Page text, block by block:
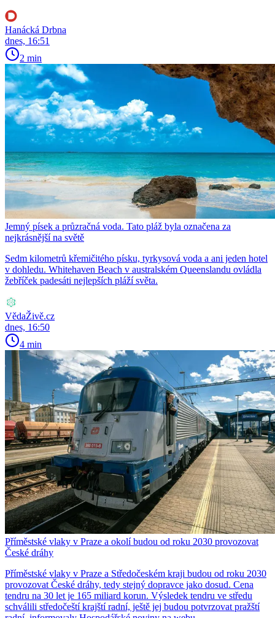
Hanácká Drbna
dnes, 16:51
2 min
Jemný písek a průzračná voda. Tato pláž byla označena za
nejkrásnější na světě
Sedm kilometrů křemičitého písku, tyrkysová voda a ani jeden hotel
v dohledu. Whitehaven Beach v australském Queenslandu ovládla
žebříček padesáti nejlepších pláží světa.
VědaŽivě.cz
dnes, 16:50
4 min
Příměstské vlaky v Praze a okolí budou od roku 2030 provozovat
České dráhy
Příměstské vlaky v Praze a Středočeském kraji budou od roku 2030
provozovat České dráhy, tedy stejný dopravce jako dosud. Cena
tendru na 30 let je 165 miliard korun. Výsledek tendru ve středu
schválili středočeští krajští radní, ještě jej budou potvrzovat pražští